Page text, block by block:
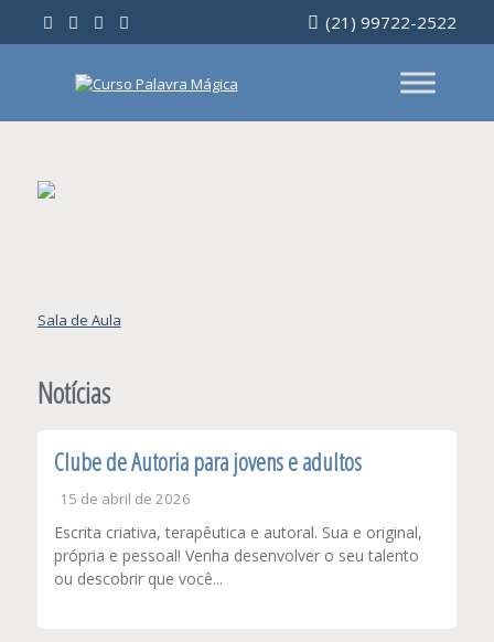
o
(21) 99722-2522
Navegação
Post
Sala de Aula
Notícias
Clube de Autoria para jovens e adultos
15 de abril de 2026
Escrita criativa, terapêutica e autoral. Sua e original,
própria e pessoal! Venha desenvolver o seu talento
ou descobrir que você...